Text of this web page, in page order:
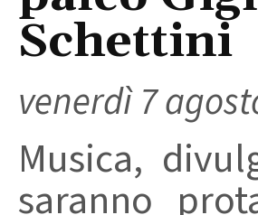
Schettini
venerdì 7
Musica,
saranno